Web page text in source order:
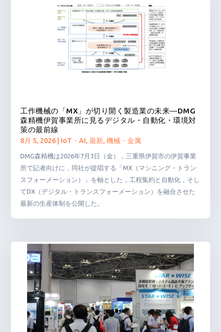
工作機械の「MX」が切り開く製造業の未来―DMG
森精機伊賀事業所に見るデジタル・自動化・環境対
策の最前線
8月 5, 2026 IoT・AI,最新,機械・金属
DMG森精機は2026年7月3日（金），三重県伊賀市の伊賀事業
所で記者向けに，同社が提唱する「MX（マシニング・トラン
スフォーメーション）」を軸とした，工程集約と自動化，そし
てDX（デジタル・トランスフォーメーション）を融合させた
最新の生産体制を公開した。